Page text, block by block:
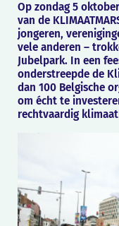
Op zondag 5
van de
jongeren,
vele anderen –
Jubelpark. In een
onderstreepde de
dan 100 Belgische
om écht te
rechtvaardig